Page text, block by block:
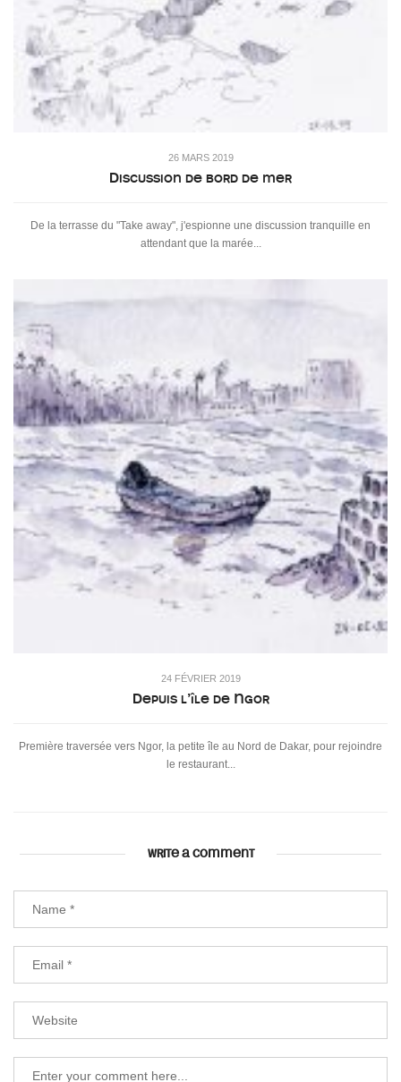
26 MARS 2019
Discussion de bord de mer
De la terrasse du "Take away", j'espionne une discussion tranquille en
attendant que la marée...
24 FÉVRIER 2019
Depuis l’île de Ngor
Première traversée vers Ngor, la petite île au Nord de Dakar, pour rejoindre
le restaurant...
WRITE A COMMENT